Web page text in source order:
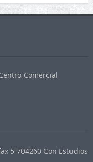
Comercial
5-704260 Con Estudios